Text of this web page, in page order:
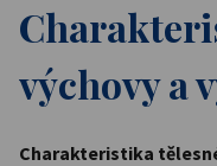
výchovy a
Charakteristika